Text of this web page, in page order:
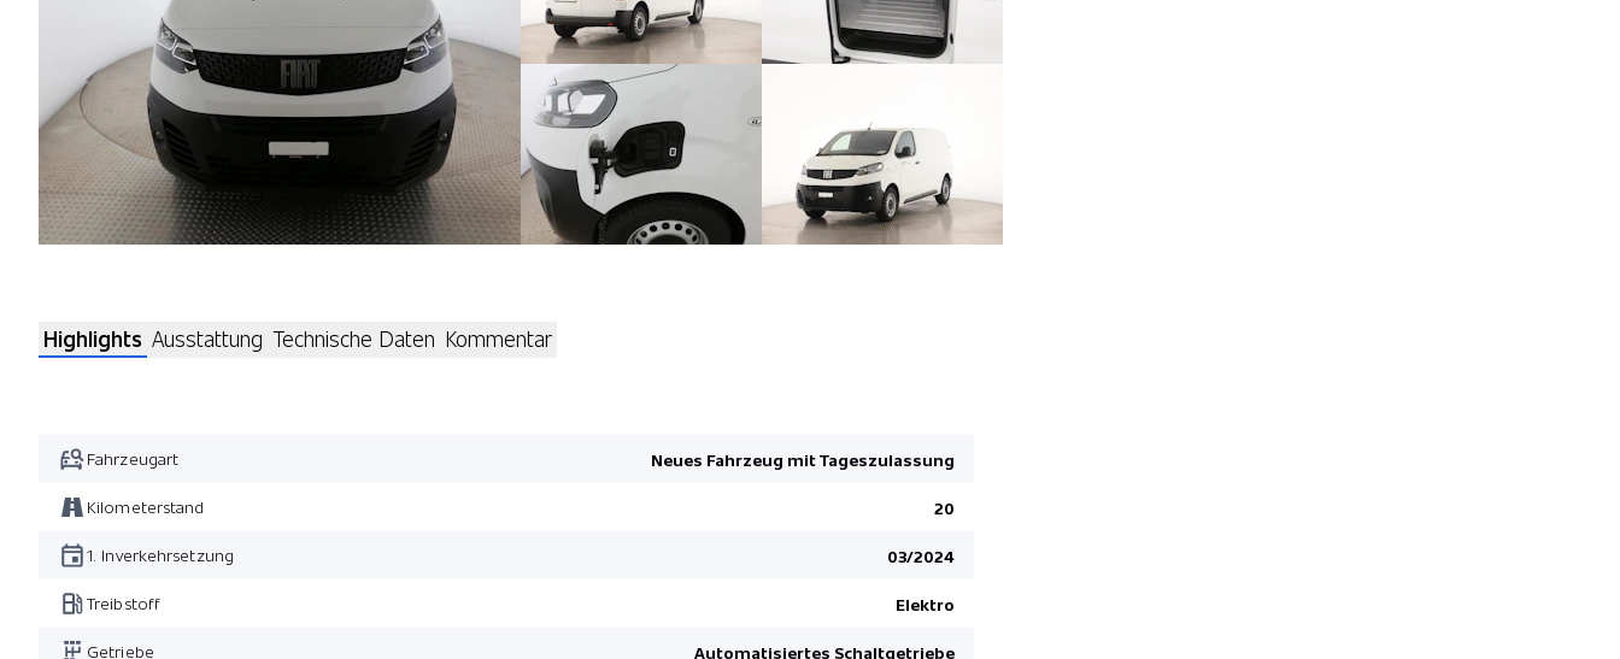
Highlights Ausstattung Technische Daten Kommentar
Fahrzeugart Neues Fahrzeug mit Tageszulassung
Kilometerstand 20
1. Inverkehrsetzung 03/2024
Treibstoff Elektro
Getriebe Automatisiertes Schaltgetriebe